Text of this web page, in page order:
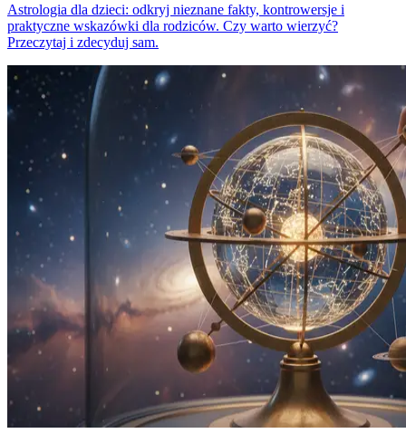
Astrologia dla dzieci: odkryj nieznane fakty, kontrowersje i
praktyczne wskazówki dla rodziców. Czy warto wierzyć?
Przeczytaj i zdecyduj sam.